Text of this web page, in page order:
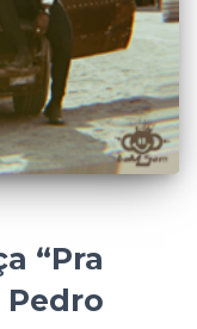
“Pra
Pedro